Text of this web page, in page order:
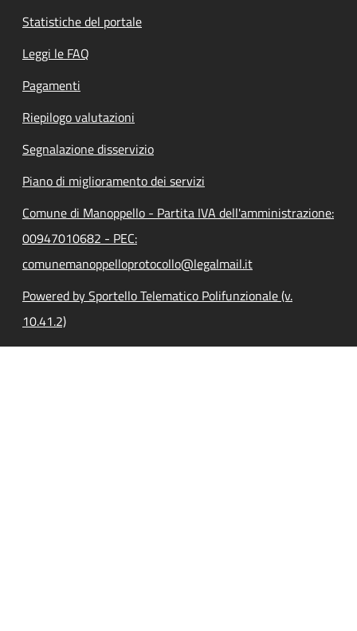
Statistiche del portale
Leggi le FAQ
Pagamenti
Riepilogo valutazioni
Segnalazione disservizio
Piano di miglioramento dei servizi
Comune di Manoppello - Partita IVA dell'amministrazione:
00947010682 - PEC:
comunemanoppelloprotocollo@legalmail.it
Powered by Sportello Telematico Polifunzionale (v.
10.41.2)